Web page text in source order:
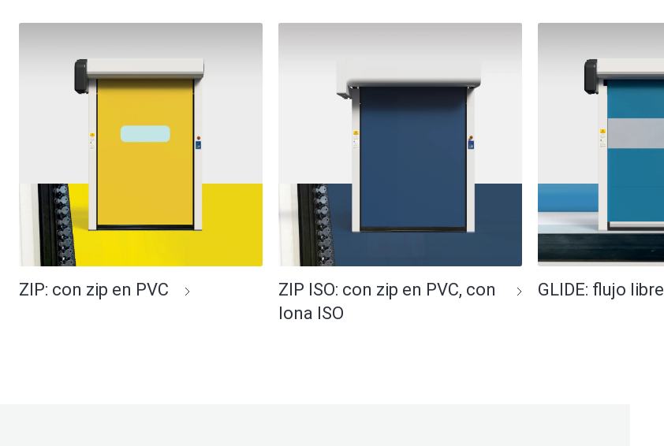
ZIP: con zip en PVC
ZIP ISO: con zip en PVC, con
lona ISO
GLIDE: flujo libre